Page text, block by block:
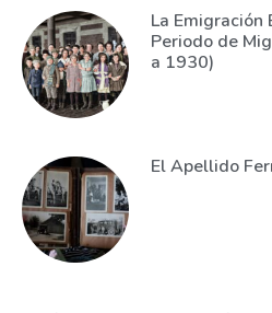
La Emigración
Periodo de
a 1930)
El Apellido